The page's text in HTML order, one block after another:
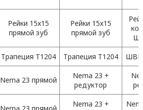
Рейки 15х15
прямой зуб
Рейки 15х15
прямой зуб
Трапеция T1204 Трапеция T1204 ШВП
Nema 23 прямой
Nema 23 +
редуктор
Nema 23 +